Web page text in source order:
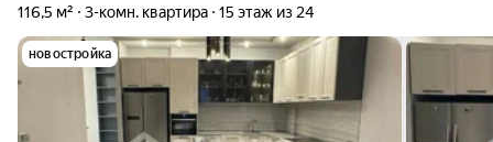
116,5 м² 3-комн. квартира 15 этаж из 24
новостройка